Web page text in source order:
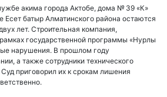
акима города Актобе, дома № 39 «К»
батыр Алматинского района остаются
лет. Строительная компания,
государственной программы «Нурлы
нарушения. В прошлом году
а также сотрудники технического
приговорил их к срокам лишения